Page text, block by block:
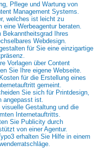
Pflege und Wartung von
Management Systems.
welches ist leicht zu
eine Werbeagentur beraten.
Bekanntheitsgrad Ihres
Webdesign.
für Sie eine einzigartige
Vorlagen über Content
Sie Ihre eigene Webseite.
für die Erstellung eines
gemeint.
Sie sich für Printdesign,
angepasst ist.
Gestaltung und die
Internetauftritts.
Sie Publicity durch
von einer Agentur.
erhalten Sie Hilfe in einem